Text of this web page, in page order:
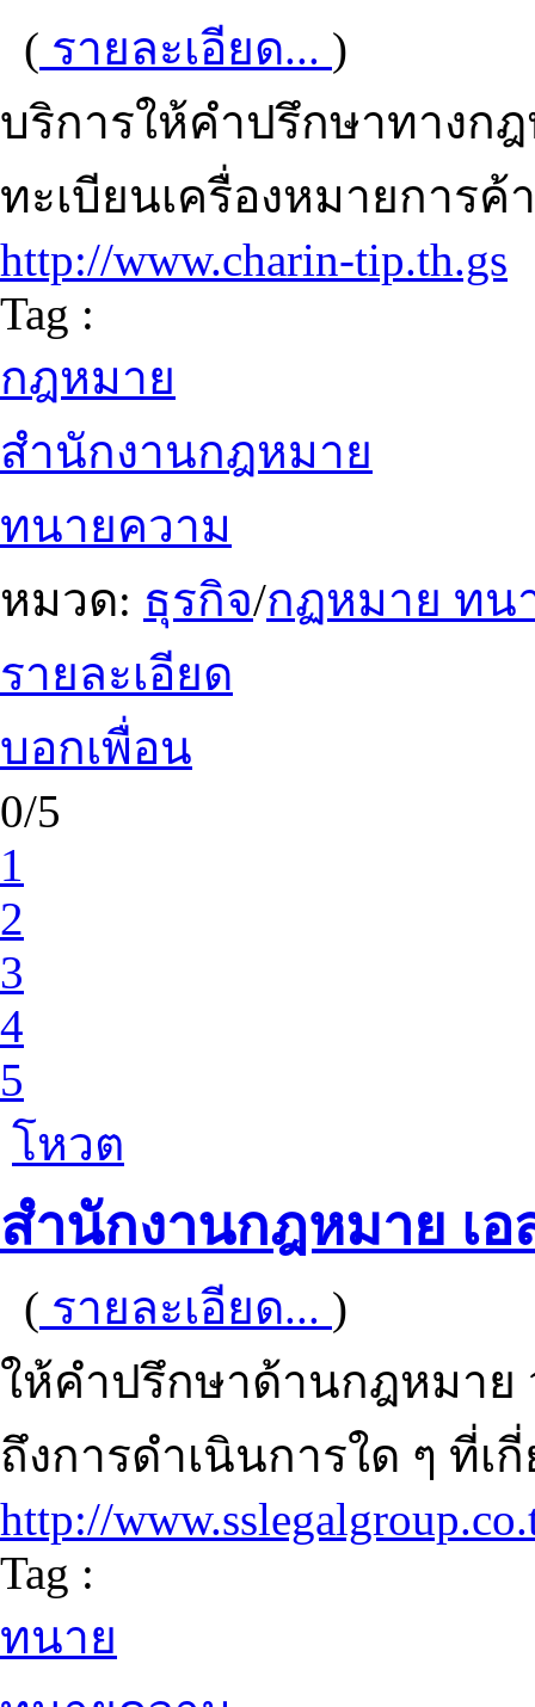
( รายละเอียด... )
บริการให้คำปรึกษาทางก
ทะเบียนเครื่องหมายการ
http://www.charin-tip.th.gs
Tag :
กฎหมาย
สำนักงานกฎหมาย
ทนายความ
หมวด: ธุรกิจ/กฏหมาย ทน
รายละเอียด
บอกเพื่อน
0/5
1
2
3
4
5
โหวต
สำนักงานกฎหมาย เอ
( รายละเอียด... )
ให้คำปรึกษาด้านกฎหมา
ถึงการดำเนินการใด ๆ ที่
http://
Tag :
ทนาย